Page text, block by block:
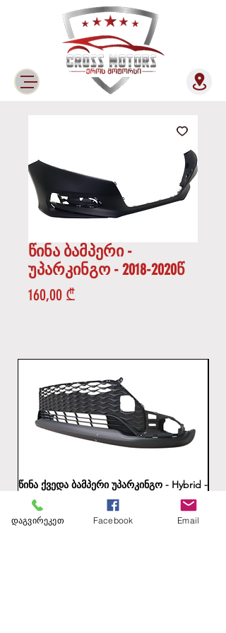
წინა ბამპერი -
უპარკინგო - 2018-2020წ
160,00 ₾
წინა ქვედა ბამპერი უპარკინგო - Hybrid -
გზაშია
Price
1,00 ₾
დაგვირეკეთ Facebook Email